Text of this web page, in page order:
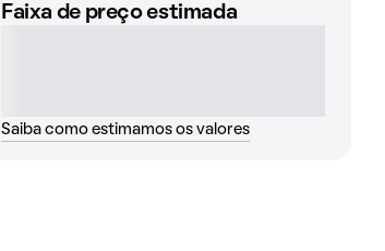
Faixa de preço estimada
Saiba como estimamos os valores